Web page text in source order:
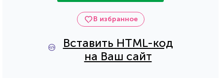
В избранное
Вставить HTML-код
на Ваш сайт